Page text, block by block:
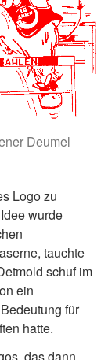
Deumel
Logo zu
wurde
tauchte
schuf im
ein
für
hatte.